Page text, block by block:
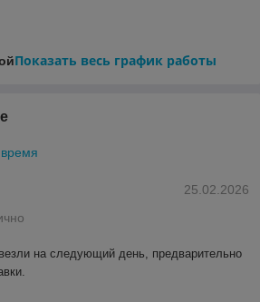
Показать весь график работы
25.02.2026
на следующий день, предварительно